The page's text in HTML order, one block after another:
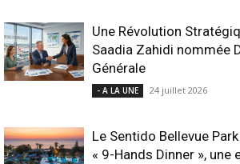
Une Révolution
Saadia Zahidi nommée
Générale
- A LA UNE 24 juillet 2026
Le Sentido Bellevue
« 9-Hands Dinner », une